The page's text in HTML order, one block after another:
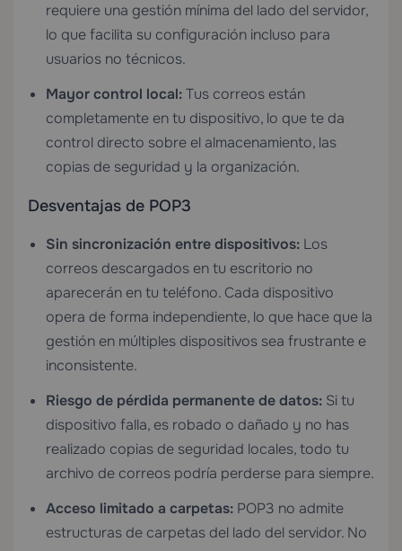
requiere una gestión mínima del lado del servidor,
lo que facilita su configuración incluso para
usuarios no técnicos.
Mayor control local:Tus correos están
completamente en tu dispositivo, lo que te da
control directo sobre el almacenamiento, las
copias de seguridad y la organización.
Desventajas de POP3
Sin sincronización entre dispositivos: Los
correos descargados en tu escritorio no
aparecerán en tu teléfono. Cada dispositivo
opera de forma independiente, lo que hace que la
gestión en múltiples dispositivos sea frustrante e
inconsistente.
Riesgo de pérdida permanente de datos: Si tu
dispositivo falla, es robado o dañado y no has
realizado copias de seguridad locales, todo tu
archivo de correos podría perderse para siempre.
Acceso limitado a carpetas: POP3 no admite
estructuras de carpetas del lado del servidor. No